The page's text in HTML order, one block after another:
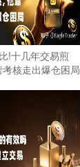
!十几年交易煎
核走出爆仓困局